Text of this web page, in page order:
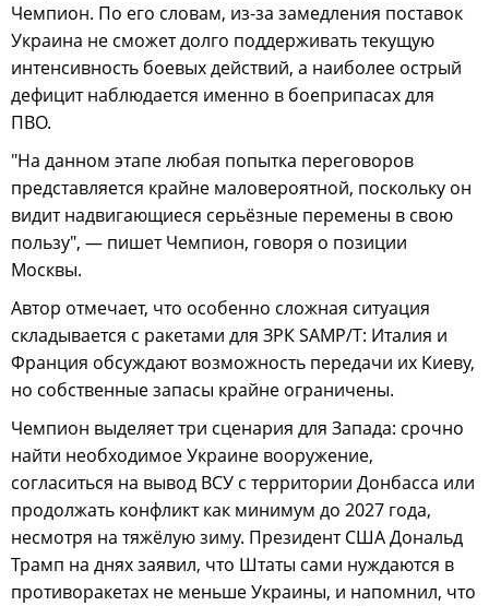
Чемпион. По его словам, из-за замедления поставок
Украина не сможет долго поддерживать текущую
интенсивность боевых действий, а наиболее острый
дефицит наблюдается именно в боеприпасах для
ПВО.
"На данном этапе любая попытка переговоров
представляется крайне маловероятной, поскольку он
видит надвигающиеся серьёзные перемены в свою
пользу", — пишет Чемпион, говоря о позиции
Москвы.
Автор отмечает, что особенно сложная ситуация
складывается с ракетами для ЗРК SAMP/T: Италия и
Франция обсуждают возможность передачи их Киеву,
но собственные запасы крайне ограничены.
Чемпион выделяет три сценария для Запада: срочно
найти необходимое Украине вооружение,
согласиться на вывод ВСУ с территории Донбасса или
продолжать конфликт как минимум до 2027 года,
несмотря на тяжёлую зиму. Президент США Дональд
Трамп на днях заявил, что Штаты сами нуждаются в
противоракетах не меньше Украины, и напомнил, что